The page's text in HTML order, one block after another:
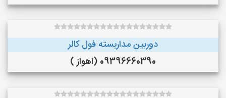
دوربین مداربسته فول کالر
09396660390 (اهواز )